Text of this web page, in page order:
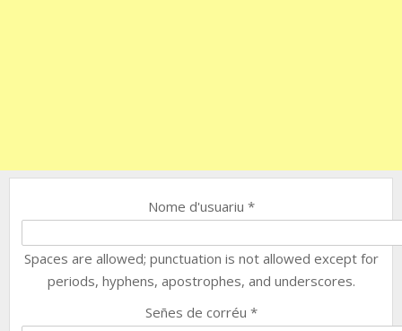
Nome d'usuariu *
Spaces are allowed; punctuation is not allowed except for
periods, hyphens, apostrophes, and underscores.
Señes de corréu *